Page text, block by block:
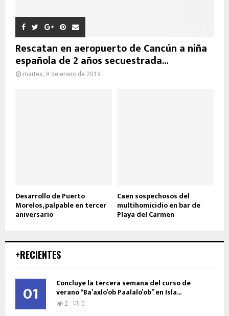
Rescatan en aeropuerto de Cancún a niña
española de 2 años secuestrada...
martes, 8 de enero de 2019
Desarrollo de Puerto
Morelos, palpable en tercer
aniversario
Caen sospechosos del
multihomicidio en bar de
Playa del Carmen
+RECIENTES
01 Concluye la tercera semana del curso de
verano “Ba’axlo’ob Paalalo’ob” en Isla...
2 0